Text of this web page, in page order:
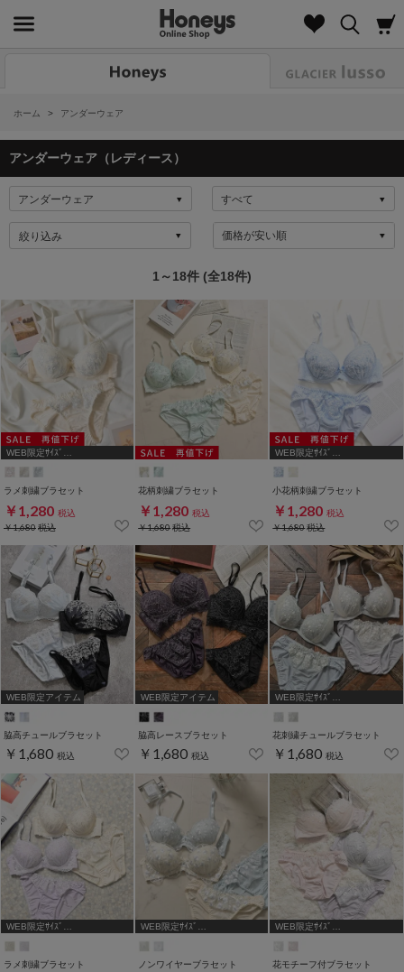
ホーム > アンダーウェア
アンダーウェア（レディース）
絞り込み
1～18件 (全18件)
WEB限定ｻｲｽﾞ
ラメ刺繍ブラセット
￥1,280 税込
￥1,680税込
花柄刺繍ブラセット
￥1,280 税込
￥1,680税込
WEB限定ｻｲｽﾞ
小花柄刺繍ブラセット
￥1,280 税込
￥1,680税込
WEB限定アイテム
脇高チュールブラセット
￥1,680 税込
WEB限定アイテム
脇高レースブラセット
￥1,680 税込
WEB限定ｻｲｽﾞ
花刺繍チュールブラセット
￥1,680 税込
WEB限定ｻｲｽﾞ
ラメ刺繍ブラセット
WEB限定ｻｲｽﾞ
ノンワイヤーブラセット
WEB限定ｻｲｽﾞ
花モチーフ付ブラセット